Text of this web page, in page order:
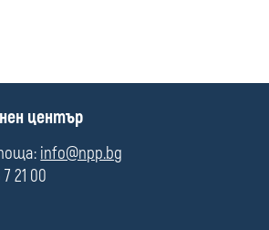
център
info@npp.bg
21 00